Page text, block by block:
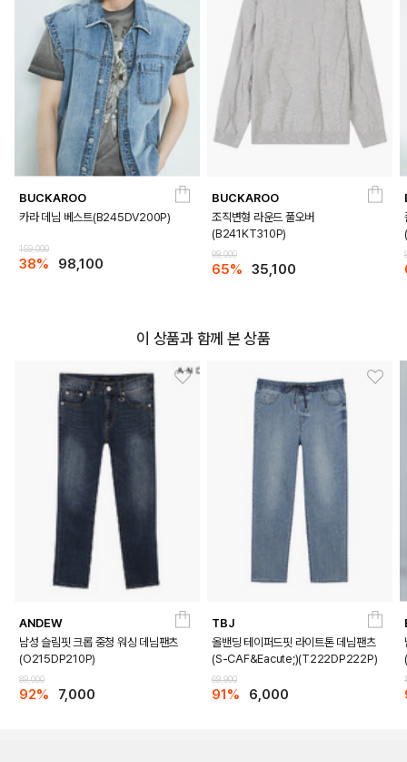
DETAILS
BUCKAROO
카라 데님 베스트(B245DV200P)
159,000
38% 98,100
BUCKAROO
조직변형 라운드 풀오버
(B241KT310P)
99,000
65% 35,100
이 상품과 함께 본 상품
ANDEW
남성 슬림핏 크롭 중청 워싱 데님팬츠
(O215DP210P)
89,000
92% 7,000
TBJ
올밴딩 테이퍼드핏 라이트톤 데님팬츠
(S-CAF&Eacute;)(T222DP222P)
69,900
91% 6,000